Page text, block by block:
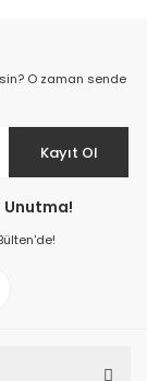
O zaman sende
Kayıt Ol
Unutma!